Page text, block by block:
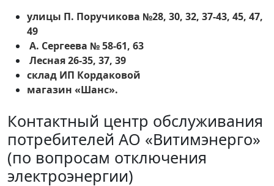
улицы П. Поручикова №28, 30, 32, 37-43, 45, 47,
49
А. Сергеева № 58-61, 63
Лесная 26-35, 37, 39
склад ИП Кордаковой
магазин «Шанс».
Контактный центр обслуживания
потребителей АО «Витимэнерго»
(по вопросам отключения
электроэнергии)